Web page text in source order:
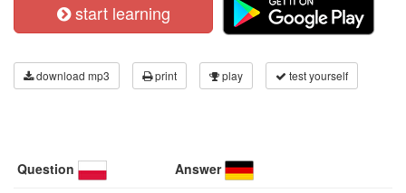
start learning
download mp3 print play test yourself
Question Answer